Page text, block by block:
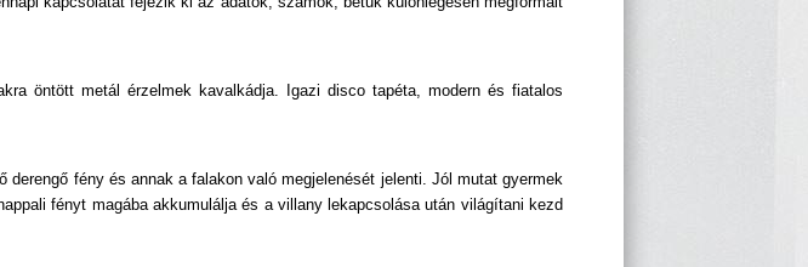
öntött metál érzelmek kavalkádja. Igazi disco tapéta, modern és fiatalos
fény és annak a falakon való megjelenését jelenti. Jól mutat gyermek
fényt magába akkumulálja és a villany lekapcsolása után világítani kezd